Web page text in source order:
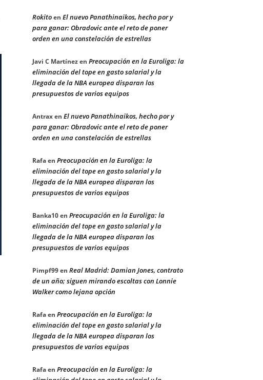
Rokitoen El nuevo Panathinaikos, hecho por y
para ganar: Obradovic ante el reto de poner
orden en una constelación de estrellas
Javi C Martínezen Preocupación en la Euroliga: la
eliminación del tope en gasto salarial y la
llegada de la NBA europea disparan los
presupuestos de varios equipos
Antraxen El nuevo Panathinaikos, hecho por y
para ganar: Obradovic ante el reto de poner
orden en una constelación de estrellas
Rafaen Preocupación en la Euroliga: la
eliminación del tope en gasto salarial y la
llegada de la NBA europea disparan los
presupuestos de varios equipos
Banka10en Preocupación en la Euroliga: la
eliminación del tope en gasto salarial y la
llegada de la NBA europea disparan los
presupuestos de varios equipos
Pimpf99en Real Madrid: Damian Jones, contrato
de un año; siguen mirando escoltas con Lonnie
Walker como lejana opción
Rafaen Preocupación en la Euroliga: la
eliminación del tope en gasto salarial y la
llegada de la NBA europea disparan los
presupuestos de varios equipos
Rafaen Preocupación en la Euroliga: la